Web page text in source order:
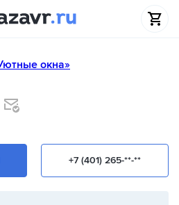
+7 (401) 265-**-**